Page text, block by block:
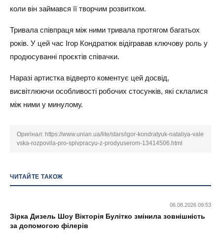
коли він займався її творчим розвитком.
Тривала співпраця між ними тривала протягом багатьох
років. У цей час Ігор Кондратюк відігравав ключову роль у
продюсуванні проєктів співачки.
Наразі артистка відверто коментує цей досвід,
висвітлюючи особливості робочих стосунків, які склалися
між ними у минулому.
Оригінал: https://www.unian.ua/lite/stars/igor-kondratyuk-nataliya-vale
vska-rozpovila-pro-spivpracyu-z-prodyuserom-13414506.html
ЧИТАЙТЕ ТАКОЖ
06.08.2026 09:53
Зірка Дизель Шоу Вікторія Булітко змінила зовнішність
за допомогою філерів